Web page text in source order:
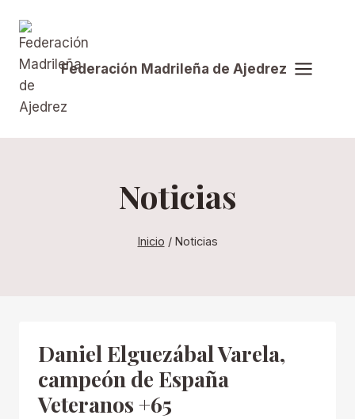
contenido
Federación Madrileña de Ajedrez
Noticias
Inicio / Noticias
Daniel Elguezábal Varela,
campeón de España
Veteranos +65